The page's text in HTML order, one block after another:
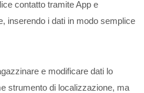
contatto tramite App e
inserendo i dati in modo semplice
e modificare dati lo
strumento di localizzazione, ma